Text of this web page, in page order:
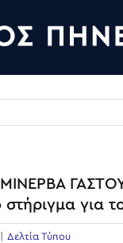
ΜΙΝΕΡΒΑ
στήριγμα για
Δελτία Τύπου